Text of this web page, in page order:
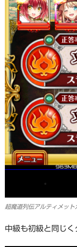
超魔道列伝アルティメッ
中級も初級と同じく